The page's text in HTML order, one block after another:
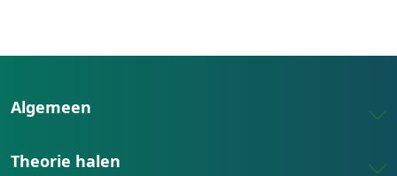
Algemeen
Theorie halen